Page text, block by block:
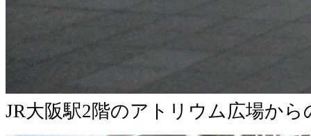
JR大阪駅2階のアトリウム広場か